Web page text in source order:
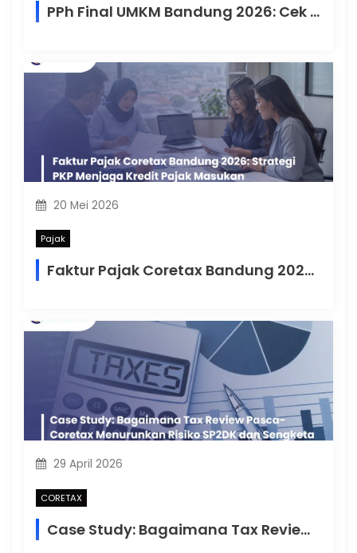
PPh Final UMKM Bandung 2026: Cek Hak Tarif 0,5% dan Rapikan Omzet
20 Mei 2026
Pajak
Faktur Pajak Coretax Bandung 2026: Strategi PKP Menjaga Kredit Pajak Masukan
29 April 2026
CORETAX
Case Study: Bagaimana Tax Review Pasca-Coretax Menurunkan Risiko SP2DK dan Sengketa